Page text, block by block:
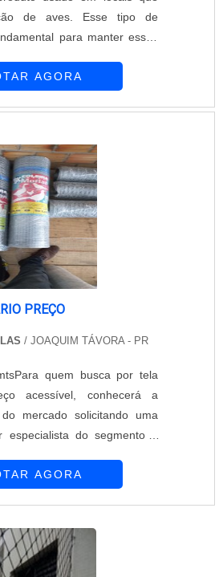
de aves. Esse tipo de
para manter esses
exemplo, a entrada de outros
estão vivendo naq...
AGORA
PREÇO
/ JOAQUIM TÁVORA - PR
quem busca por tela
acessível, conhecerá a
mercado solicitando uma
especialista do segmento e
que o produto deve ser
materiais, além de evitar
frequentes de
AGORA